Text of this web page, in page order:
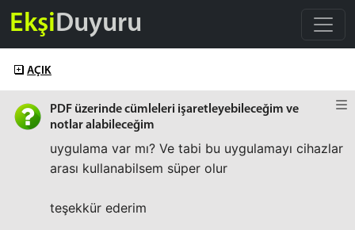
EkşiDuyuru
AÇIK
PDF üzerinde cümleleri işaretleyebileceğim ve
notlar alabileceğim
uygulama var mı? Ve tabi bu uygulamayı cihazlar
arası kullanabilsem süper olur
teşekkür ederim